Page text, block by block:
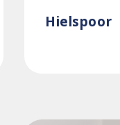
Hielspoor